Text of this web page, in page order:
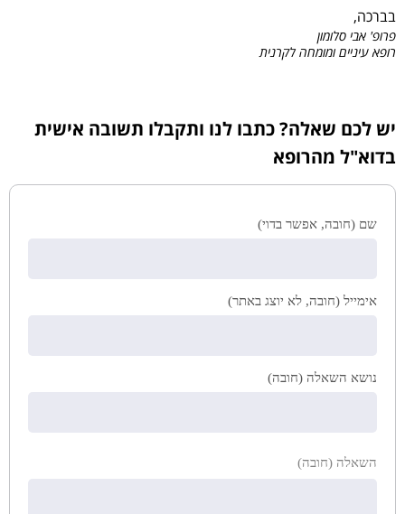
בברכה,
פרופ' אבי סלומון
רופא עיניים ומומחה לקרנית
יש לכם שאלה? כתבו לנו ותקבלו תשובה אישית
בדוא"ל מהרופא
שם (חובה, אפשר בדוי)
אימייל (חובה, לא יוצג באתר)
נושא השאלה (חובה)
השאלה (חובה)